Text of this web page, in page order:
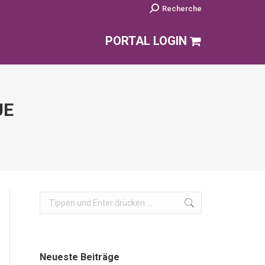
Search:Recherche
PORTAL LOGIN
Search:
Neueste Beiträge